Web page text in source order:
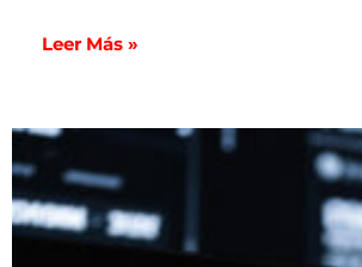
Leer Más »